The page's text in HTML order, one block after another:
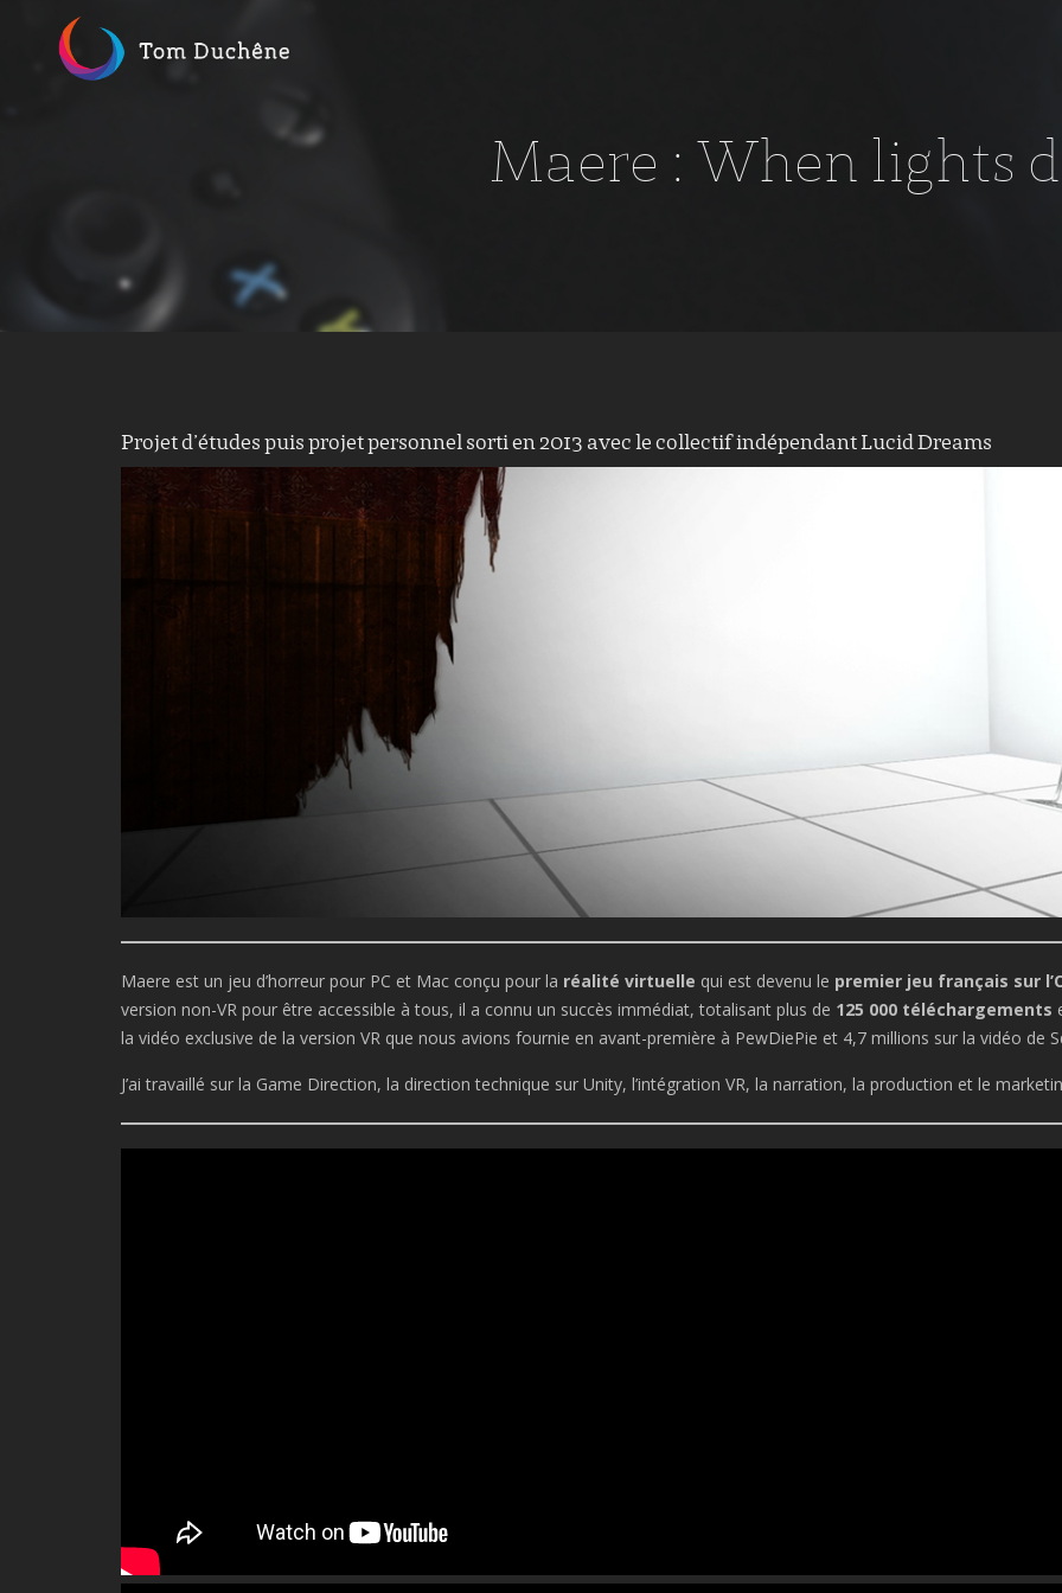
Maere : When lights
Projet d’études puis projet personnel sorti en 2013 avec le collectif indépendant Lucid Dreams
Maere est un jeu d’horreur pour PC et Mac conçu pour la réalité virtuelle qui est devenu le premier jeu français sur
version non-VR pour être accessible à tous, il a connu un succès immédiat, totalisant plus de 125 000 téléchargements
la vidéo exclusive de la version VR que nous avions fournie en avant-première à PewDiePie et 4,7 millions sur la vidéo de
J’ai travaillé sur la Game Direction, la direction technique sur Unity, l’intégration VR, la narration, la production et le